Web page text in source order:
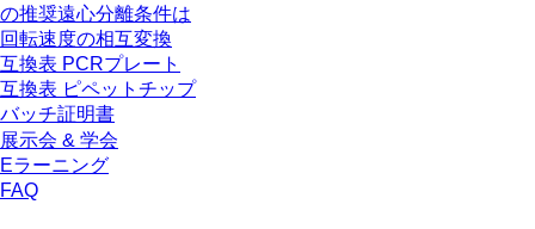
の推奨遠心分離条件は
回転速度の相互変換
互換表 PCRプレート
互換表 ピペットチップ
バッチ証明書
展示会 & 学会
Eラーニング
FAQ